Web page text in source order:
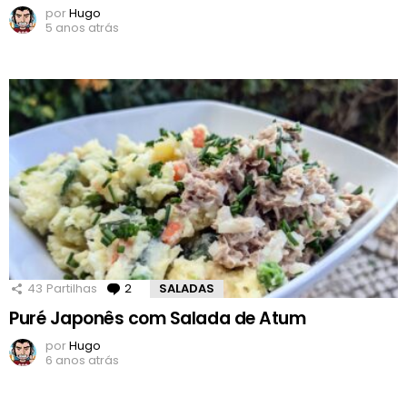
porHugo
5 anos atrás
43 Partilhas 2 Comentários
SALADAS
Puré Japonês com Salada de Atum
porHugo
6 anos atrás